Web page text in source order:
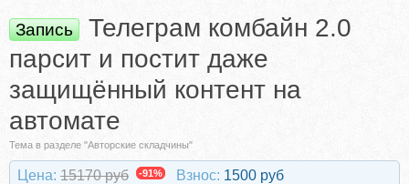
Запись
Телеграм комбайн 2.0
парсит и постит даже
защищённый контент на
автомате
Тема в разделе "Авторские складчины"
Цена: 15170 руб -91% Взнос: 1500 руб